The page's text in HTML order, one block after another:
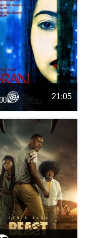
21:05